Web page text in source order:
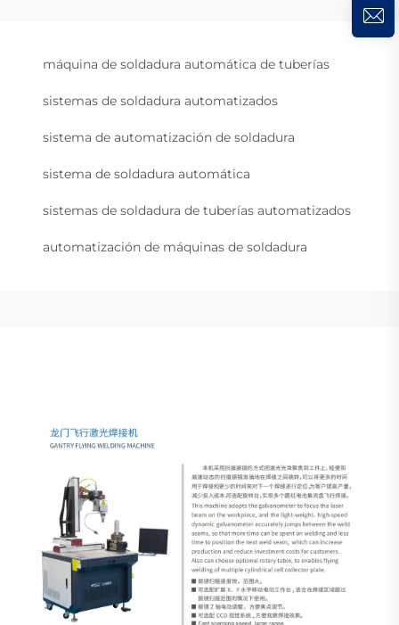
máquina de soldadura automática de tuberías
sistemas de soldadura automatizados
sistema de automatización de soldadura
sistema de soldadura automática
sistemas de soldadura de tuberías automatizados
automatización de máquinas de soldadura